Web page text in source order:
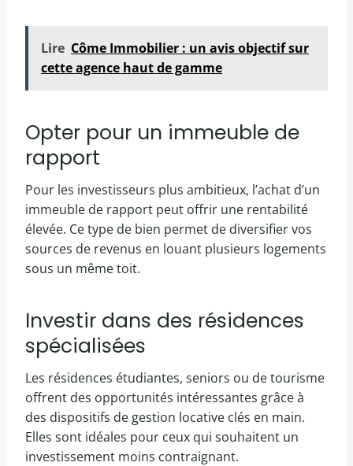
Lire Côme Immobilier : un avis objectif sur
cette agence haut de gamme
Opter pour un immeuble de
rapport
Pour les investisseurs plus ambitieux, l’achat d’un
immeuble de rapport peut offrir une rentabilité
élevée. Ce type de bien permet de diversifier vos
sources de revenus en louant plusieurs logements
sous un même toit.
Investir dans des résidences
spécialisées
Les résidences étudiantes, seniors ou de tourisme
offrent des opportunités intéressantes grâce à
des dispositifs de gestion locative clés en main.
Elles sont idéales pour ceux qui souhaitent un
investissement moins contraignant.